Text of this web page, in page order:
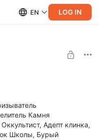
EN LOG IN
Камня
Адепт клинка,
Школы, Бурый